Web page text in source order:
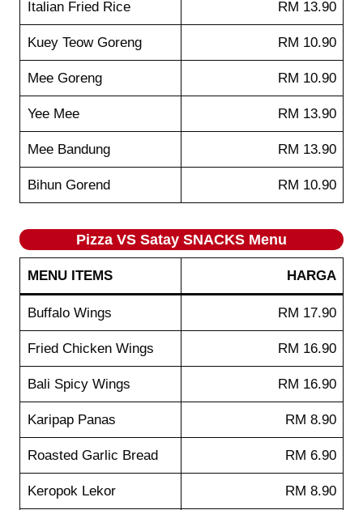
Italian Fried Rice RM 13.90
Kuey Teow Goreng RM 10.90
Mee Goreng RM 10.90
Yee Mee RM 13.90
Mee Bandung RM 13.90
Bihun Gorend RM 10.90
Pizza VS Satay SNACKS Menu
MENU ITEMS HARGA
Buffalo Wings RM 17.90
Fried Chicken Wings RM 16.90
Bali Spicy Wings RM 16.90
Karipap Panas RM 8.90
Roasted Garlic Bread RM 6.90
Keropok Lekor RM 8.90